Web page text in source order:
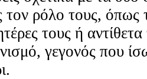
τον ρόλο τους, όπως
τους ή
γεγονός που